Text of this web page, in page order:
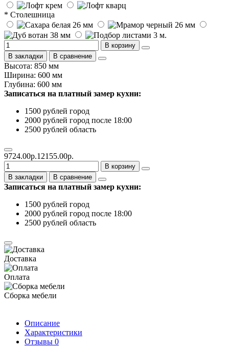
* Столешница
В корзину
В закладки
В сравнение
Высота: 850 мм
Ширина: 600 мм
Глубина: 600 мм
Записаться на платный замер кухни:
1500 рублей город
2000 рублей город после 18:00
2500 рублей область
9724.00р.12155.00р.
В корзину
В закладки
В сравнение
Записаться на платный замер кухни:
1500 рублей город
2000 рублей город после 18:00
2500 рублей область
Доставка
Оплата
Сборка мебели
Описание
Характеристики
Отзывы 0